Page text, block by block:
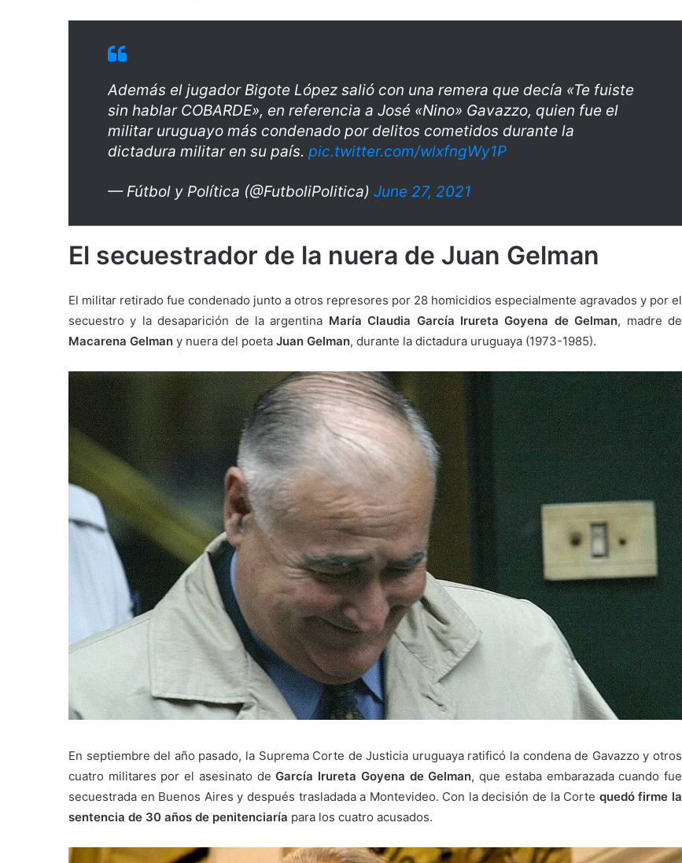
Además el jugador Bigote López salió con una remera que decía «Te fuiste
sin hablar COBARDE», en referencia a José «Nino» Gavazzo, quien fue el
militar uruguayo más condenado por delitos cometidos durante la
dictadura militar en su país. pic.twitter.com/wlxfngWy1P
— Fútbol y Política (@FutboliPolitica) June 27, 2021
El secuestrador de la nuera de Juan Gelman
El militar retirado fue condenado junto a otros represores por 28 homicidios especialmente agravados y por el
secuestro y la desaparición de la argentina María Claudia García Irureta Goyena de Gelman, madre de
Macarena Gelman y nuera del poeta Juan Gelman, durante la dictadura uruguaya (1973-1985).
En septiembre del año pasado, la Suprema Corte de Justicia uruguaya ratificó la condena de Gavazzo y otros
cuatro militares por el asesinato deGarcía Irureta Goyena de Gelman, que estaba embarazada cuando fue
secuestrada en Buenos Aires y después trasladada a Montevideo. Con la decisión de la Corte quedó firme la
sentencia de 30 años de penitenciaría para los cuatro acusados.